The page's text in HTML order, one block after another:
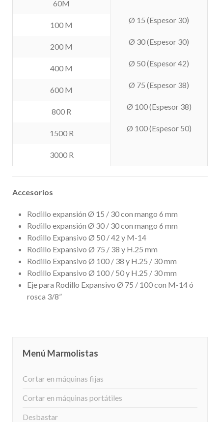
60M
Ø 15 (Espesor 30)
Ø 30 (Espesor 30)
Ø 50 (Espesor 42)
Ø 75 (Espesor 38)
Ø 100 (Espesor 38)
Ø 100 (Espesor 50)
100 M
200 M
400 M
600 M
800 R
1500 R
3000 R
Accesorios
Rodillo expansión Ø 15 / 30 con mango 6 mm
Rodillo expansión Ø 30 / 30 con mango 6 mm
Rodillo Expansivo Ø 50 / 42 y M-14
Rodillo Expansivo Ø 75 / 38 y H.25 mm
Rodillo Expansivo Ø 100 / 38 y H.25 / 30 mm
Rodillo Expansivo Ø 100 / 50 y H.25 / 30 mm
Eje para Rodillo Expansivo Ø 75 / 100 con M-14 ó
rosca 3/8”
Menú Marmolistas
Cortar en máquinas fijas
Cortar en máquinas portátiles
Desbastar